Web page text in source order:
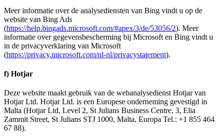
Meer informatie over de analysediensten van Bing vindt u op de
website van Bing Ads
(https://help.bingads.microsoft.com/#apex/3/de/53056/2). Meer
informatie over gegevensbescherming bij Microsoft en Bing vindt u
in de privacyverklaring van Microsoft
(https://privacy.microsoft.com/nl-nl/privacystatement).
f) Hotjar
Deze website maakt gebruik van de webanalysedienst Hotjar van
Hotjar Ltd. Hotjar Ltd. is een Europese onderneming gevestigd in
Malta (Hotjar Ltd, Level 2, St Julians Business Centre, 3, Elia
Zammit Street, St Julians STJ 1000, Malta, Europa Tel.: +1 855 464
67 88).